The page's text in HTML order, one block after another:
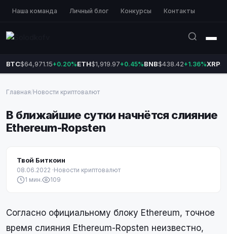
Наша команда Личный блог Конкурсы Контакты
BTC$64,971.15+0.20%ETH$1,919.97+0.45%BNB$438.42+1.36%XRP
Главная/Новости криптовалют
В ближайшие сутки начнётся слияние
Ethereum-Ropsten
Твой Биткоин
08.06.2022 ·Новости криптовалют
1 мин.
109
Согласно официальному блоку Ethereum, точное
время слияния Ethereum-Ropsten неизвестно,